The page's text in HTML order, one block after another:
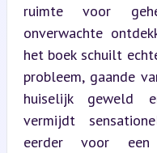
ruimte voor
onverwachte
het boek schuilt
probleem, gaande
huiselijk geweld
vermijdt
eerder voor een